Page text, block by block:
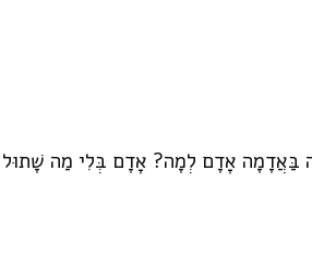
אָדָם לְמָה? אָדָם בְּלִי מַה